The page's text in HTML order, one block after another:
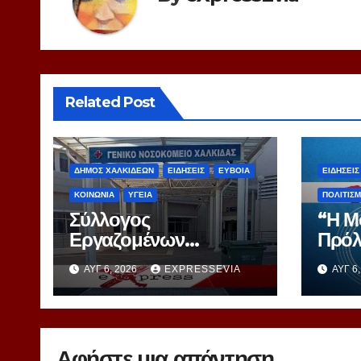
Related Post
ΔΗΜΟΣ ΧΑΛΚΙΔΕΩΝ ΕΙΔΗΣΕΙΣ ΕΥΒΟΙΑ
ΚΟΙΝΩΝΙΑ ΥΓΕΙΑ
Σύλλογος
Εργαζομένων
Νοσοκομείου
Χαλκίδας – Κραυγή
Αγωνίας
ΑΥΓ 6, 2026 EXPRESSEVIA
ΕΙΔΗΣΕΙΣ
“Η
ΑΥΓ